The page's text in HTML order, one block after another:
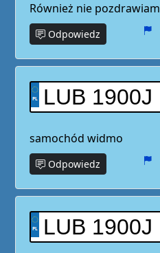
Również nie pozdrawiam
Odpowiedz
LUB 1900J
samochód widmo
Odpowiedz
LUB 1900J